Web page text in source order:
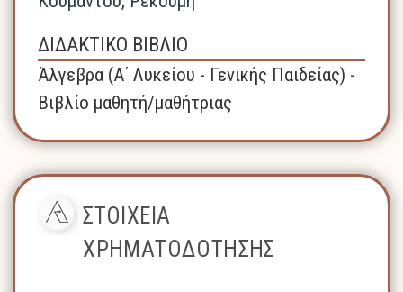
ΔΙΔΑΚΤΙΚΟ ΒΙΒΛΙΟ
Άλγεβρα (A΄ Λυκείου - Γενικής Παιδείας) -
Βιβλίο μαθητή/μαθήτριας
ΣΤΟΙΧΕΙΑ
ΧΡΗΜΑΤΟΔΟΤΗΣΗΣ